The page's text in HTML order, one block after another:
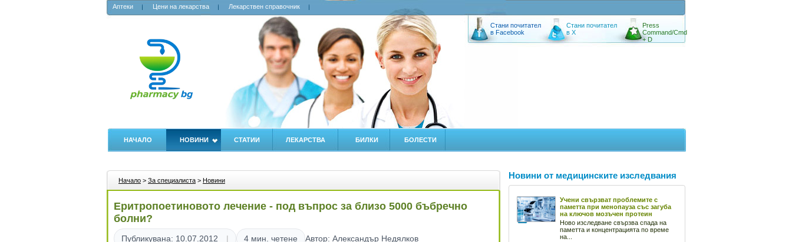
Аптеки Цени на лекарства Лекарствен справочник
Стани почитател
в Facebook
Стани почитател
в X
Press
Command/Cmd
+ D
НАЧАЛО НОВИНИ СТАТИИ ЛЕКАРСТВА БИЛКИ БОЛЕСТИ
Начало > За специалиста > Новини
Еритропоетиновото лечение - под въпрос за близо 5000 бъбречно
болни?
Публикувана: 10.07.2012 4 мин. четене Автор: Александър Недялков
Новини от медицинските изследвания
Учени свързват проблемите с
паметта при менопауза със загуба
на ключов мозъчен протеин
Ново изследване свързва спада на
паметта и концентрацията по време
на...